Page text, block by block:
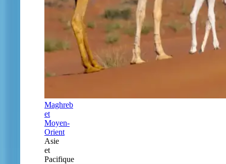
Maghreb
et
Moyen-
Orient
Asie
et
Pacifique